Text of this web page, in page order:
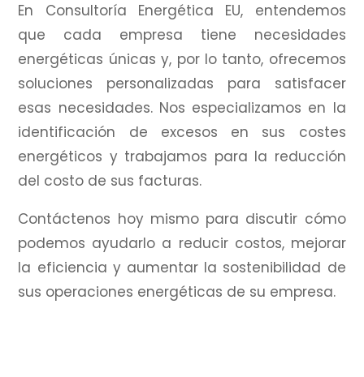
En Consultoría Energética EU, entendemos
que cada empresa tiene necesidades
energéticas únicas y, por lo tanto, ofrecemos
soluciones personalizadas para satisfacer
esas necesidades. Nos especializamos en la
identificación de excesos en sus costes
energéticos y trabajamos para la reducción
del costo de sus facturas.
Contáctenos hoy mismo para discutir cómo
podemos ayudarlo a reducir costos, mejorar
la eficiencia y aumentar la sostenibilidad de
sus operaciones energéticas de su empresa.